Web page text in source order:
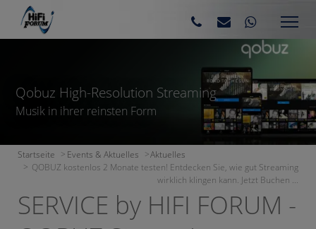
Qobuz High-Resolution Streaming
Musik in ihrer reinsten Form
Startseite Events & Aktuelles
Aktuelles
QOBUZ kostenlos 2 Monate testen! Entdecken Sie, wie gut Streaming
wirklich klingen kann. Jetzt Buchen ...
SERVICE by HIFI FORUM -